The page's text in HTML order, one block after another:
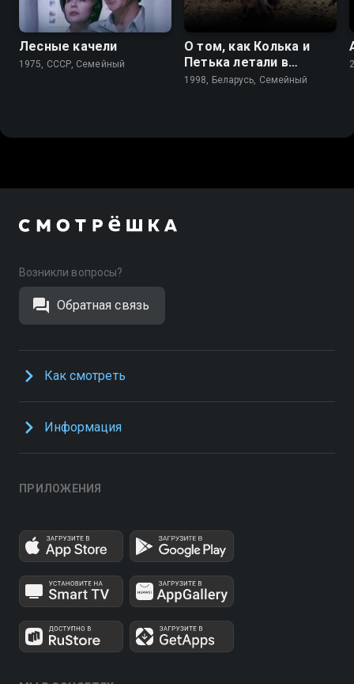
Лесные качели
1975, СССР, Семейный
О том, как Колька и
Петька летали в
Бразилию
1998, Беларусь, Семейный
Возникли вопросы?
Обратная связь
Как смотреть
Информация
ПРИЛОЖЕНИЯ